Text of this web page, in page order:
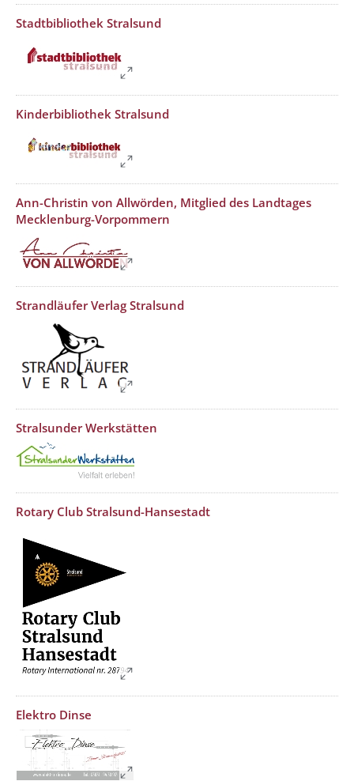
??? absaetzeOben[2]/titel ???
Stadtbibliothek Stralsund
??? absaetzeOben[3]/titel ???
Kinderbibliothek Stralsund
??? absaetzeOben[4]/titel ???
Ann-Christin von Allwörden, Mitglied des Landtages
Mecklenburg-Vorpommern
??? absaetzeOben[5]/titel ???
Strandläufer Verlag Stralsund
??? absaetzeOben[6]/titel ???
Stralsunder Werkstätten
??? absaetzeOben[7]/titel ???
Rotary Club Stralsund-Hansestadt
??? absaetzeOben[8]/titel ???
Elektro Dinse